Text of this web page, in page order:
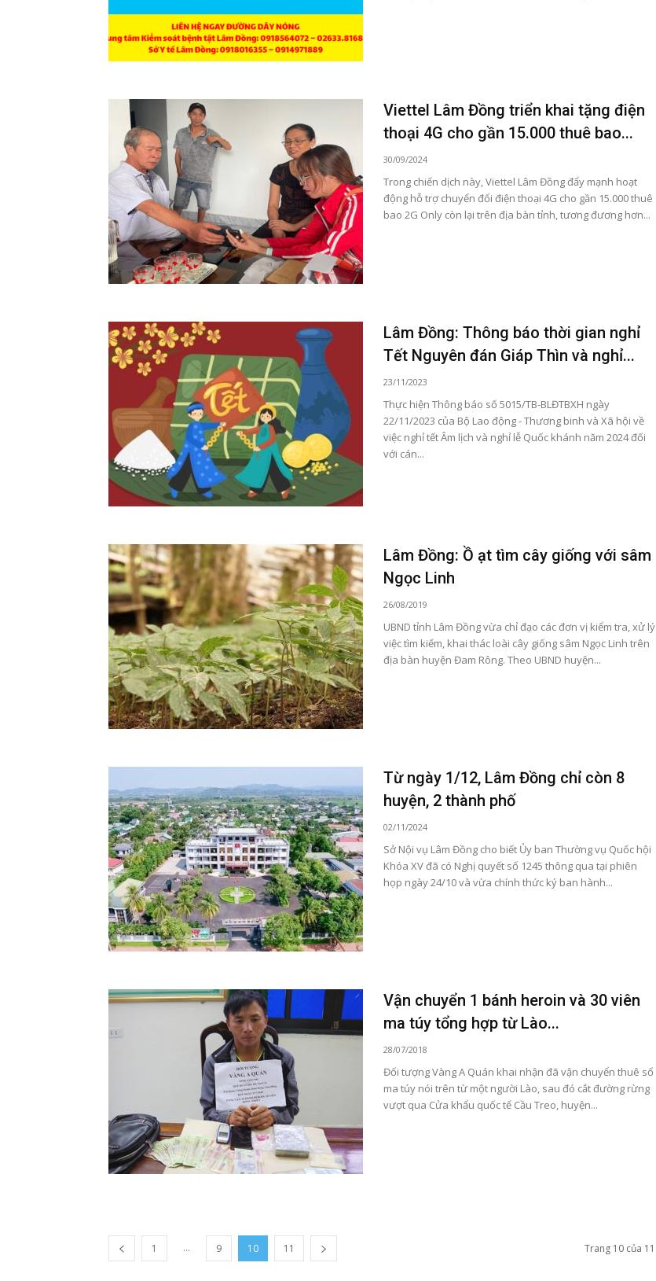
Viettel Lâm Đồng triển khai tặng điện
thoại 4G cho gần 15.000 thuê bao...
30/09/2024
Trong chiến dịch này, Viettel Lâm Đồng đẩy mạnh hoạt
động hỗ trợ chuyển đổi điện thoại 4G cho gần 15.000 thuê
bao 2G Only còn lại trên địa bàn tỉnh, tương đương hơn...
Lâm Đồng: Thông báo thời gian nghỉ
Tết Nguyên đán Giáp Thìn và nghỉ...
23/11/2023
Thực hiện Thông báo số 5015/TB-BLĐTBXH ngày
22/11/2023 của Bộ Lao động - Thương binh và Xã hội về
việc nghỉ tết Âm lịch và nghỉ lễ Quốc khánh năm 2024 đối
với cán...
Lâm Đồng: Ồ ạt tìm cây giống với sâm
Ngọc Linh
26/08/2019
UBND tỉnh Lâm Đồng vừa chỉ đạo các đơn vị kiểm tra, xử lý
việc tìm kiếm, khai thác loài cây giống sâm Ngọc Linh trên
địa bàn huyện Đam Rông. Theo UBND huyện...
Từ ngày 1/12, Lâm Đồng chỉ còn 8
huyện, 2 thành phố
02/11/2024
Sở Nội vụ Lâm Đồng cho biết Ủy ban Thường vụ Quốc hội
Khóa XV đã có Nghị quyết số 1245 thông qua tại phiên
họp ngày 24/10 và vừa chính thức ký ban hành...
Vận chuyển 1 bánh heroin và 30 viên
ma túy tổng hợp từ Lào...
28/07/2018
Đối tượng Vàng A Quán khai nhận đã vận chuyển thuê số
ma túy nói trên từ một người Lào, sau đó cắt đường rừng
vượt qua Cửa khẩu quốc tế Cầu Treo, huyện...
1 ... 9 10 11 Trang 10 của 11